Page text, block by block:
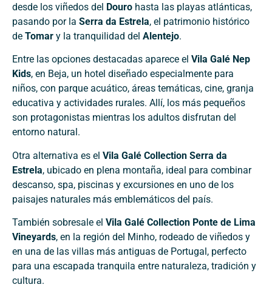
desde los viñedos del Douro hasta las playas atlánticas,
pasando por la Serra da Estrela, el patrimonio histórico
de Tomar y la tranquilidad del Alentejo.
Entre las opciones destacadas aparece el Vila Galé Nep
Kids, en Beja, un hotel diseñado especialmente para
niños, con parque acuático, áreas temáticas, cine, granja
educativa y actividades rurales. Allí, los más pequeños
son protagonistas mientras los adultos disfrutan del
entorno natural.
Otra alternativa es el Vila Galé Collection Serra da
Estrela, ubicado en plena montaña, ideal para combinar
descanso, spa, piscinas y excursiones en uno de los
paisajes naturales más emblemáticos del país.
También sobresale el Vila Galé Collection Ponte de Lima
Vineyards, en la región del Minho, rodeado de viñedos y
en una de las villas más antiguas de Portugal, perfecto
para una escapada tranquila entre naturaleza, tradición y
cultura.